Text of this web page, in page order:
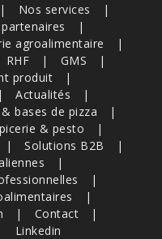
Nos services
agroalimentaire
RHF
GMS
produit
Actualités
bases de pizza
& pesto
Solutions B2B
Contact
Linkedin